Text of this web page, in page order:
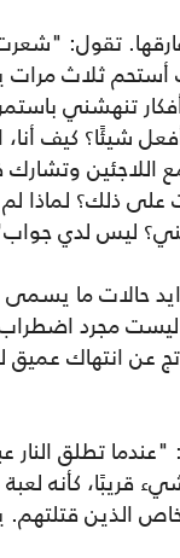
تقول:
أستحم ثلاث مرات
تنهشني
شيئًا؟ كيف أنا،
اللاجئين
على ذلك؟ لماذا
ليس لدي
حالات ما يسمى
مجرد
عن انتهاك عميق
تطلق النار
قريبًا، كأنه لعبة
الذين